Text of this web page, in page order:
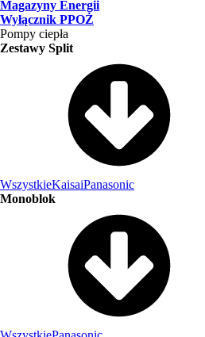
Magazyny Energii
Wyłącznik PPOŻ
Pompy ciepła
Zestawy Split
WszystkieKaisaiPanasonic
Monoblok